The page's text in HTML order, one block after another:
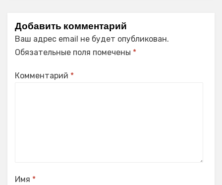
Добавить комментарий
Ваш адрес email не будет опубликован.
Обязательные поля помечены *
Комментарий *
Имя *